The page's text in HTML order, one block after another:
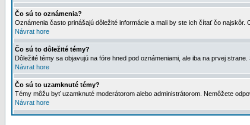
Čo sú to oznámenia?
Oznámenia často prinášajú dôležité informácie a mali by ste ich čítať čo
Návrat hore
Čo sú to dôležité témy?
Dôležité témy sa objavujú na fóre hned pod oznámeniami, ale iba na prvej
Návrat hore
Čo sú to uzamknuté témy?
Témy môžu byť uzamknuté moderátorom alebo administrátorom. Nemôžete
Návrat hore